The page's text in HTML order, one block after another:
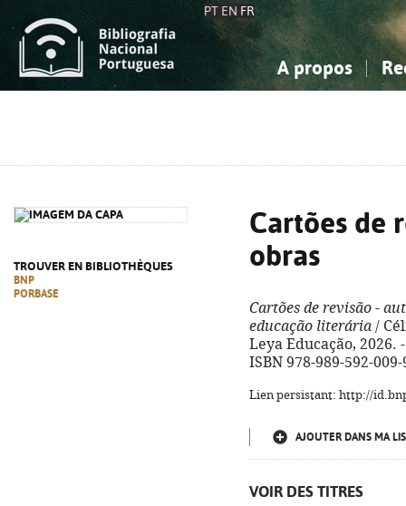
PT EN FR
A propos
TROUVER EN BIBLIOTHÈQUES
BNP
PORBASE
Cartões de
obras
Cartões de revisão -
educação literária /
Leya Educação, 2026.
ISBN 978-989-592-009-
Lien persistant: http://
AJOUTER DANS MA
VOIR DES TITRES